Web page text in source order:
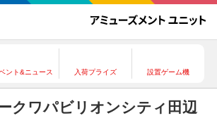
ント&ニュース 入荷プライズ 設置ゲーム機
クワパビリオンシティ田辺